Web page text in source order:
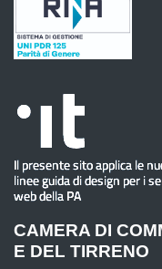
CAMERA DI
E DEL TIRRENO